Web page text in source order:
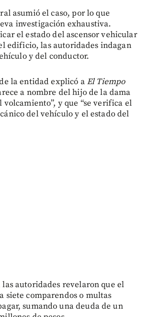
asumió el caso, por lo que
investigación exhaustiva.
el estado del ascensor vehicular
edificio, las autoridades indagan
y del conductor.
la entidad explicó aEl Tiempo
a nombre del hijo de la dama
y que “se verifica el
del vehículo y el estado del
autoridades revelaron que el
siete comparendos o multas
sumando una deuda de un